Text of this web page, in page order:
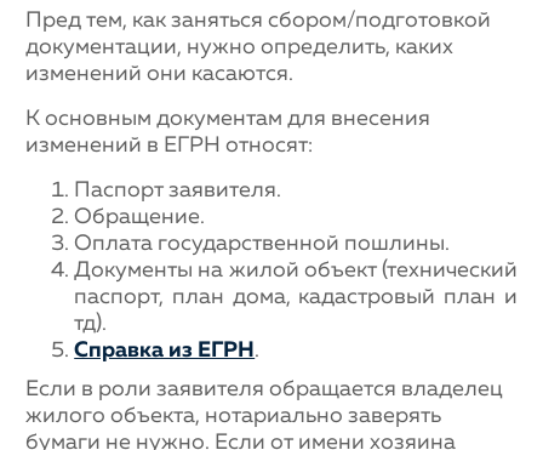
Пред тем, как заняться сбором/подготовкой
документации, нужно определить, каких
изменений они касаются.
К основным документам для внесения
изменений в ЕГРН относят:
Паспорт заявителя.
Обращение.
Оплата государственной пошлины.
Документы на жилой объект (технический
паспорт, план дома, кадастровый план и
тд).
Справка из ЕГРН .
Если в роли заявителя обращается владелец
жилого объекта, нотариально заверять
бумаги не нужно. Если от имени хозяина